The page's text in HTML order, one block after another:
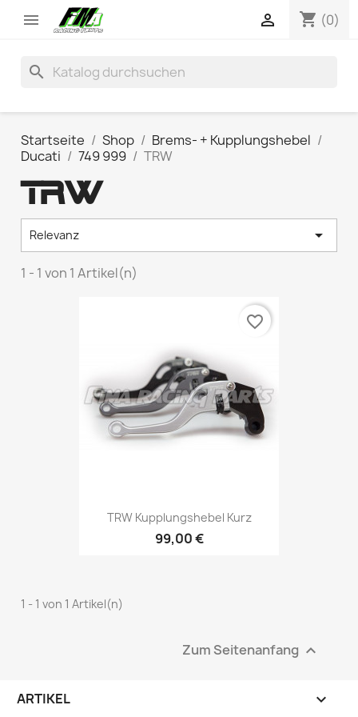
 shopping_cart (0)

search
Startseite Shop
Brems- + Kupplungshebel
Ducati
749 999 TRW
TRW
Relevanz 
1 - 1 von 1 Artikel(n)
TRW Kupplungshebel Kurz
99,00 €
favorite_border
1 - 1 von 1 Artikel(n)
Zum Seitenanfang 
ARTIKEL 